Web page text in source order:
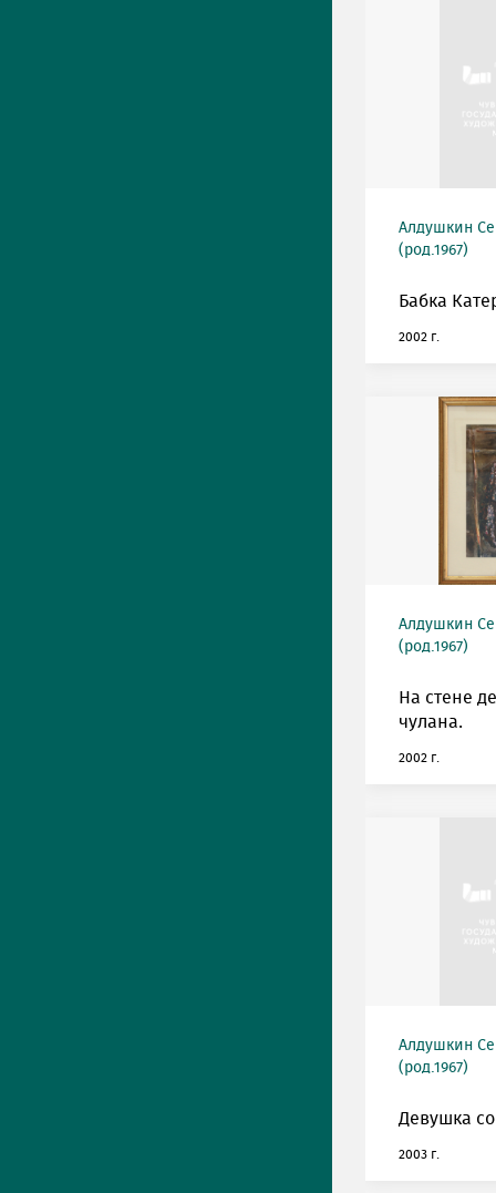
Алдушкин
(род.1967)
Бабка
2002 г.
Алдушкин
(род.1967)
На стене
чулана.
2002 г.
Алдушкин
(род.1967)
Девушка
2003 г.